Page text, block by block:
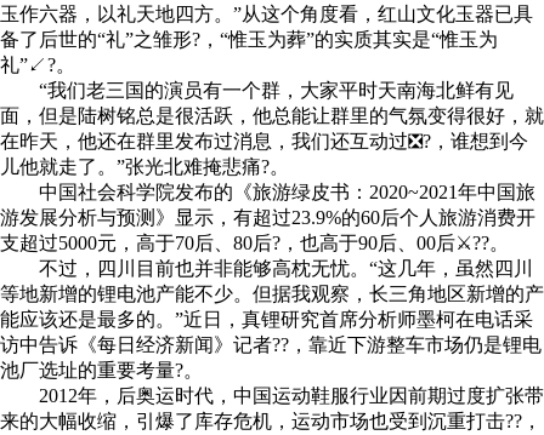
玉作六器，以礼天地四方。”从这个角度看，红山文化玉器已具
备了后世的“礼”之雏形?，“惟玉为葬”的实质其实是“惟玉为
礼”↙?。
“我们老三国的演员有一个群，大家平时天南海北鲜有见
面，但是陆树铭总是很活跃，他总能让群里的气氛变得很好，就
在昨天，他还在群里发布过消息，我们还互动过❎?，谁想到今
儿他就走了。”张光北难掩悲痛?。
中国社会科学院发布的《旅游绿皮书：2020~2021年中国旅
游发展分析与预测》显示，有超过23.9%的60后个人旅游消费开
支超过5000元，高于70后、80后?，也高于90后、00后⚔??。
不过，四川目前也并非能够高枕无忧。“这几年，虽然四川
等地新增的锂电池产能不少。但据我观察，长三角地区新增的产
能应该还是最多的。”近日，真锂研究首席分析师墨柯在电话采
访中告诉《每日经济新闻》记者??，靠近下游整车市场仍是锂电
池厂选址的重要考量?。
2012年，后奥运时代，中国运动鞋服行业因前期过度扩张带
来的大幅收缩，引爆了库存危机，运动市场也受到沉重打击??，